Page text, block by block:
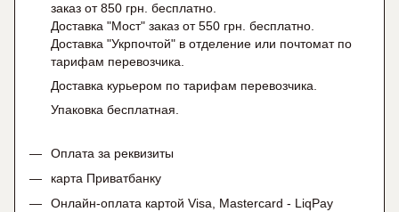
заказ от 850 грн. бесплатно.
Доставка "Мост" заказ от 550 грн. бесплатно.
Доставка "Укрпочтой" в отделение или почтомат по
тарифам перевозчика.
Доставка курьером по тарифам перевозчика.
Упаковка бесплатная.
Оплата за реквизиты
карта Приватбанку
Онлайн-оплата картой Visa, Mastercard - LiqPay